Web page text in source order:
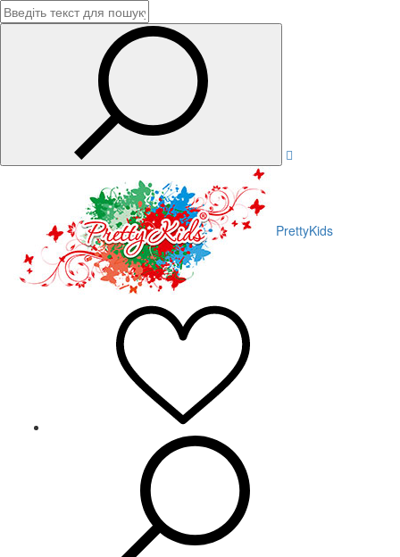
PrettyKids